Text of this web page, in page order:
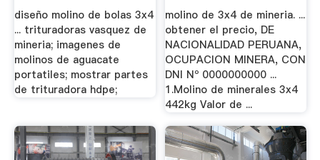
diseño molino de bolas 3x4
... trituradoras vasquez de
mineria; imagenes de
molinos de aguacate
portatiles; mostrar partes
de trituradora hdpe;
molino de 3x4 de mineria. ...
obtener el precio, DE
NACIONALIDAD PERUANA,
OCUPACION MINERA, CON
DNI Nº 0000000000 ...
1.Molino de minerales 3x4
442kg Valor de ...